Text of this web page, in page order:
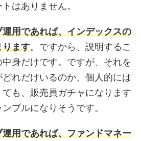
はありません。
運用であれば、インデックスの
ります。ですから、説明するこ
身だけです。ですが、それを
れだけいるのか、個人的には
も、販売員ガチャになります
ブルになりそうです。
用であれば、ファンドマネー